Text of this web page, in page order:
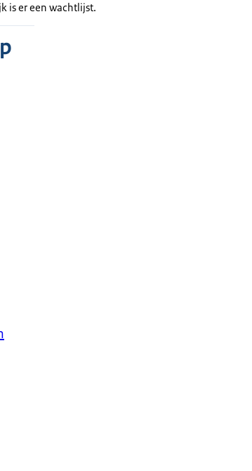
is er een wachtlijst.